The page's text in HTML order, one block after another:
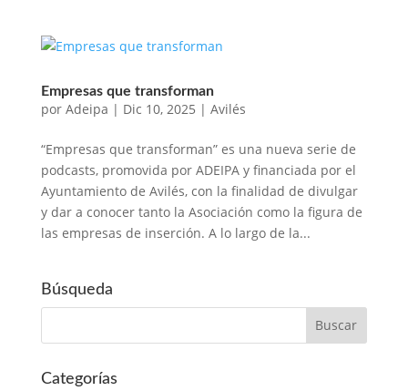
Empresas que transforman
por Adeipa | Dic 10, 2025 | Avilés
“Empresas que transforman” es una nueva serie de
podcasts, promovida por ADEIPA y financiada por el
Ayuntamiento de Avilés, con la finalidad de divulgar
y dar a conocer tanto la Asociación como la figura de
las empresas de inserción. A lo largo de la...
Búsqueda
Categorías